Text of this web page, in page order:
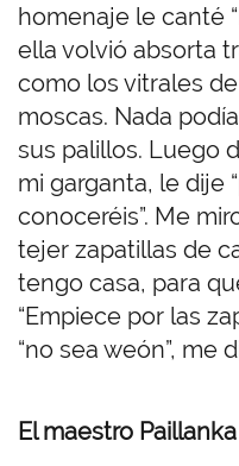
homenaje le canté
ella volvió absorta
como los vitrales
moscas. Nada
sus palillos. Luego
mi garganta, le dije
conoceréis”. Me
tejer zapatillas de
tengo casa, para
“Empiece por las
“no sea weón”, me
El maestro Paillanka